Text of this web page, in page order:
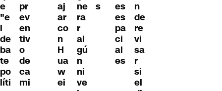
e
"e
l
de
ba
te
po
líti
pr
ev
en
tiv
o
de
ca
mi
aj
ar
co
n
H
ua
w
ei
ne
ra
r
al
gú
n
ni
ve
s
es
es
pa
ci
al
es
n
de
re
vi
sa
r
si
el